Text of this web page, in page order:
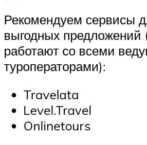
Рекомендуем сервисы
выгодных предложений
работают со всеми
туроператорами):
Travelata
Level.Travel
Onlinetours